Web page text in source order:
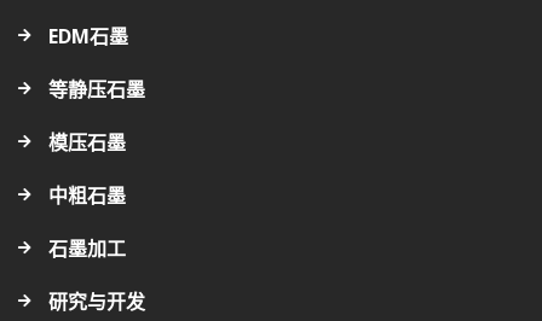
EDM石墨
等静压石墨
模压石墨
中粗石墨
石墨加工
研究与开发